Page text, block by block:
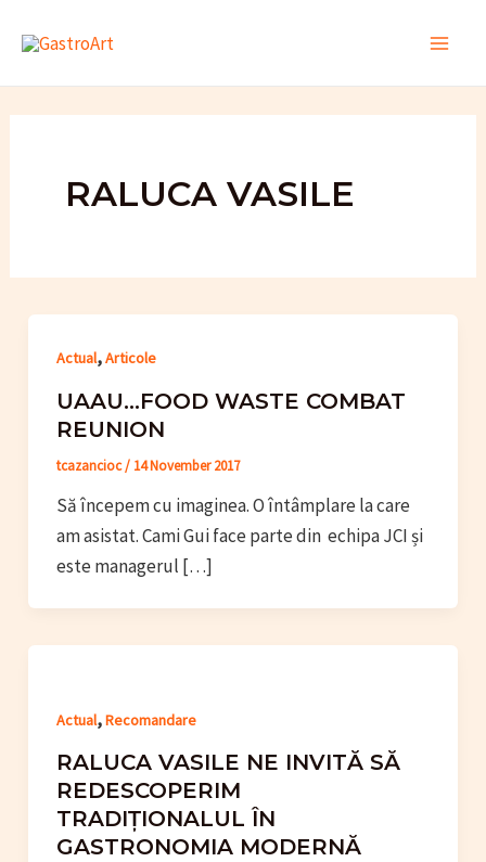
RALUCA VASILE
Actual,Articole
UAAU…FOOD WASTE COMBAT
REUNION
tcazancioc/ 14 November 2017
Să începem cu imaginea. O întâmplare la care
am asistat. Cami Gui face parte din echipa JCI și
este managerul […]
Actual,Recomandare
RALUCA VASILE NE INVITĂ SĂ
REDESCOPERIM
TRADIȚIONALUL ÎN
GASTRONOMIA MODERNĂ